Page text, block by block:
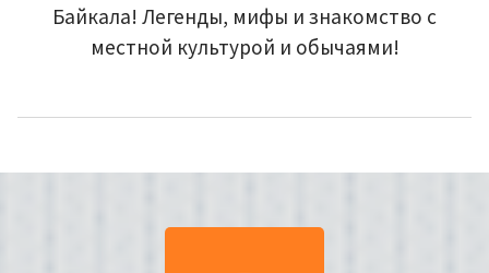
Байкала! Легенды, мифы и знакомство с
местной культурой и обычаями!